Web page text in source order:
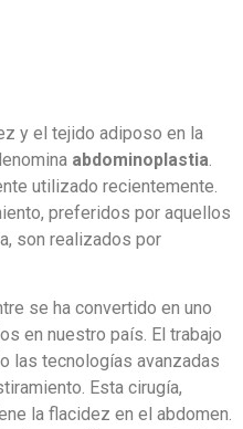
y el tejido adiposo en la
abdominoplastia.
utilizado recientemente.
preferidos por aquellos
son realizados por
se ha convertido en uno
en nuestro país. El trabajo
las tecnologías avanzadas
Esta cirugía,
la flacidez en el abdomen.